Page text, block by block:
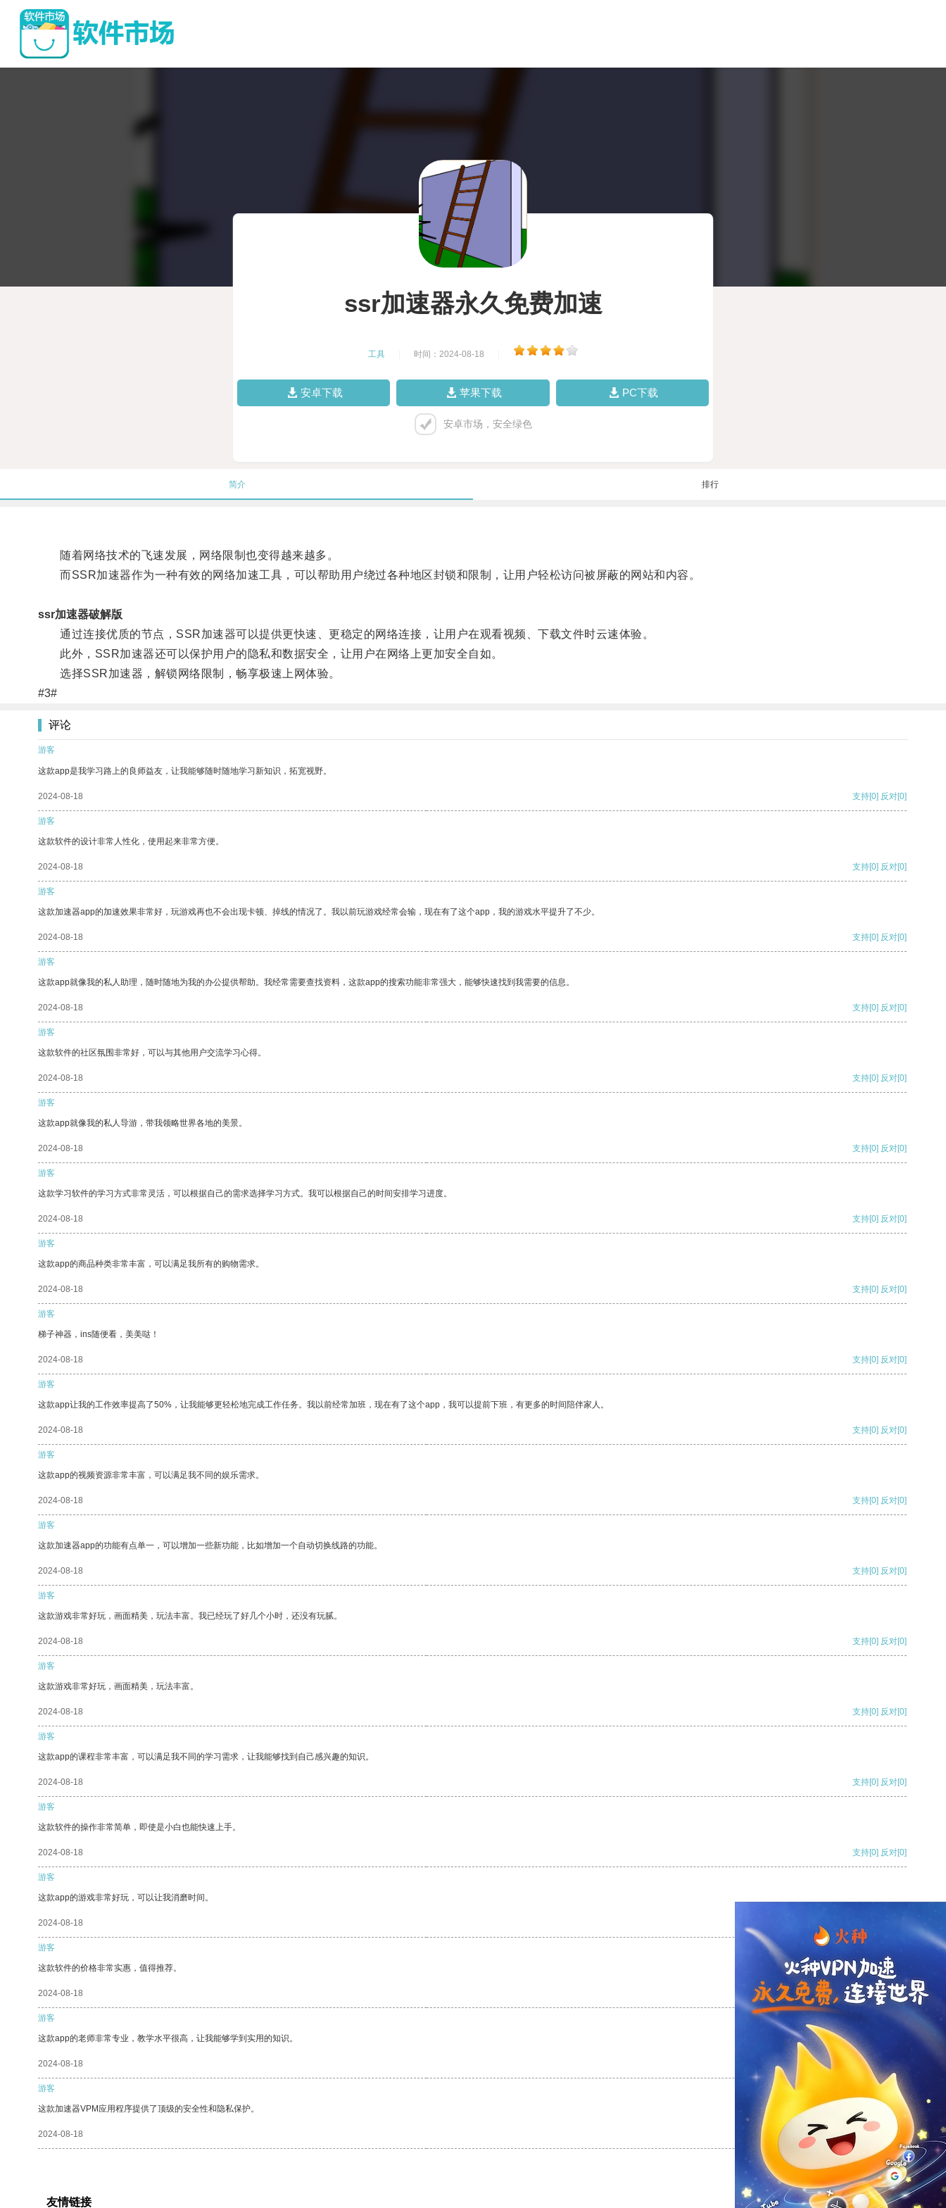
ssr加速器永久免费加速
工具 时间：2024-08-18
安卓下载 苹果下载 PC下载
安卓市场，安全绿色
简介 排行
随着网络技术的飞速发展，网络限制也变得越来越多。
而SSR加速器作为一种有效的网络加速工具，可以帮助用户绕过各种地区封锁和限制，让用户轻松访问被屏蔽的网站和内容。
ssr加速器破解版
通过连接优质的节点，SSR加速器可以提供更快速、更稳定的网络连接，让用户在观看视频、下载文件时云速体验。
此外，SSR加速器还可以保护用户的隐私和数据安全，让用户在网络上更加安全自如。
选择SSR加速器，解锁网络限制，畅享极速上网体验。
#3#
评论
游客
这款app是我学习路上的良师益友，让我能够随时随地学习新知识，拓宽视野。
2024-08-18 支持[0] 反对[0]
游客
这款软件的设计非常人性化，使用起来非常方便。
2024-08-18 支持[0] 反对[0]
游客
这款加速器app的加速效果非常好，玩游戏再也不会出现卡顿、掉线的情况了。我以前玩游戏经常会输，现在有了这个app，我的游戏水平提升了不少。
2024-08-18 支持[0] 反对[0]
游客
这款app就像我的私人助理，随时随地为我的办公提供帮助。我经常需要查找资料，这款app的搜索功能非常强大，能够快速找到我需要的信息。
2024-08-18 支持[0] 反对[0]
游客
这款软件的社区氛围非常好，可以与其他用户交流学习心得。
2024-08-18 支持[0] 反对[0]
游客
这款app就像我的私人导游，带我领略世界各地的美景。
2024-08-18 支持[0] 反对[0]
游客
这款学习软件的学习方式非常灵活，可以根据自己的需求选择学习方式。我可以根据自己的时间安排学习进度。
2024-08-18 支持[0] 反对[0]
游客
这款app的商品种类非常丰富，可以满足我所有的购物需求。
2024-08-18 支持[0] 反对[0]
游客
梯子神器，ins随便看，美美哒！
2024-08-18 支持[0] 反对[0]
游客
这款app让我的工作效率提高了50%，让我能够更轻松地完成工作任务。我以前经常加班，现在有了这个app，我可以提前下班，有更多的时间陪伴家人。
2024-08-18 支持[0] 反对[0]
游客
这款app的视频资源非常丰富，可以满足我不同的娱乐需求。
2024-08-18 支持[0] 反对[0]
游客
这款加速器app的功能有点单一，可以增加一些新功能，比如增加一个自动切换线路的功能。
2024-08-18 支持[0] 反对[0]
游客
这款游戏非常好玩，画面精美，玩法丰富。我已经玩了好几个小时，还没有玩腻。
2024-08-18 支持[0] 反对[0]
游客
这款游戏非常好玩，画面精美，玩法丰富。
2024-08-18 支持[0] 反对[0]
游客
这款app的课程非常丰富，可以满足我不同的学习需求，让我能够找到自己感兴趣的知识。
2024-08-18 支持[0] 反对[0]
游客
这款软件的操作非常简单，即使是小白也能快速上手。
2024-08-18 支持[0] 反对[0]
游客
这款app的游戏非常好玩，可以让我消磨时间。
2024-08-18
游客
这款软件的价格非常实惠，值得推荐。
2024-08-18 支持 [0] 反对[0]
游客
这款app的老师非常专业，教学水平很高，让我能够学到实用的知识。
2024-08-18 支持[0] 反对
游客
这款加速器VPM应用程序提供了顶级的安全性和隐私保护。
2024-08-18 支持[0] 反对[0]
友情链接